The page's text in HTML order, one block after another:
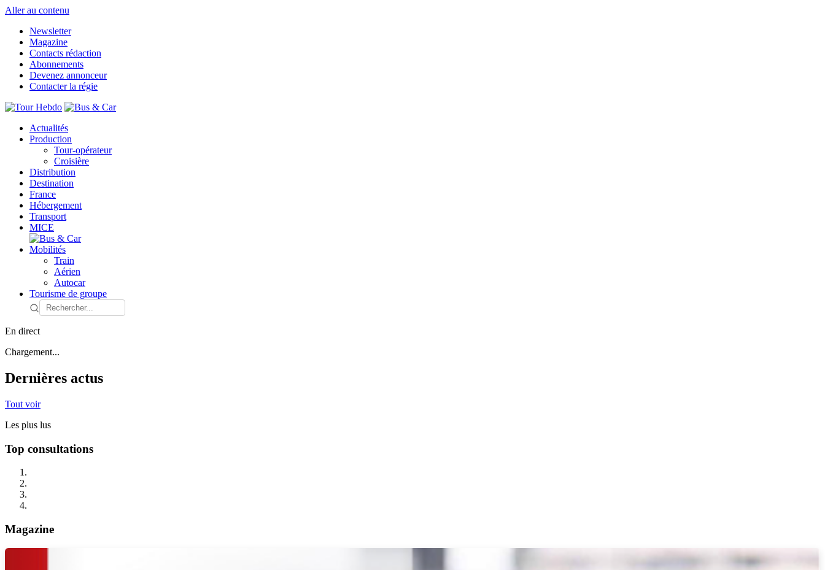
Aller au contenu
Newsletter
Magazine
Contacts rédaction
Abonnements
Devenez annonceur
Contacter la régie
Actualités
Production
Tour-opérateur
Croisière
Distribution
Destination
France
Hébergement
Transport
MICE
Mobilités
Train
Aérien
Autocar
Tourisme de groupe
En direct
Chargement...
Dernières actus
Tout voir
Les plus lus
Top consultations
Magazine